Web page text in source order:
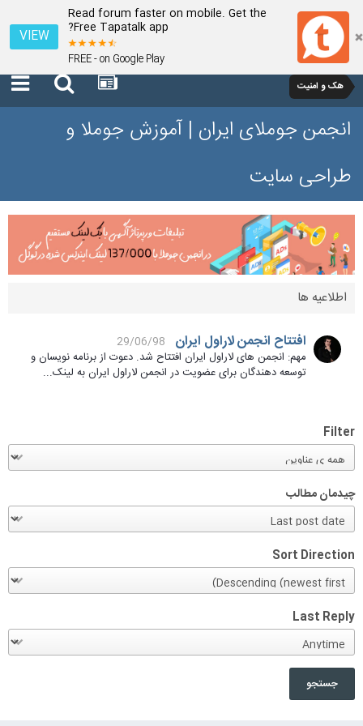
Read forum faster on mobile. Get the
Free Tapatalk app?
FREE - on Google Play
VIEW
هک و امنیت
انجمن جوملای ایران | آموزش جوملا و
طراحی سایت
اطلاعیه ها
افتتاح انجمن لاراول ایران
29/06/98
مهم: انجمن های لاراول ایران افتتاح شد. دعوت از برنامه نویسان و
توسعه دهندگان برای عضویت در انجمن لاراول ایران به لینک...
Filter
چیدمان مطالب
Sort Direction
Last Reply
جستجو